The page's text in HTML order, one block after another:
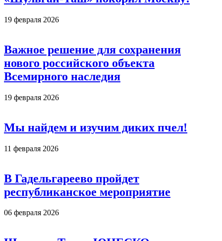
19 февраля 2026
Важное решение для сохранения
нового российского объекта
Всемирного наследия
19 февраля 2026
Мы найдем и изучим диких пчел!
11 февраля 2026
В Гадельгареево пройдет
республиканское мероприятие
06 февраля 2026